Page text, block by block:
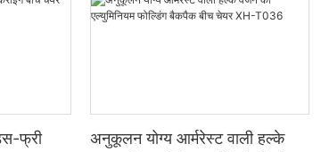
फ्री
अनुकूलन योग्य आर्मरेस्ट वाली हल्के